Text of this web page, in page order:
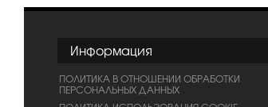
Информация
ПОЛИТИКА В ОТНОШЕНИИ ОБРАБОТКИ
ПЕРСОНАЛЬНЫХ ДАННЫХ